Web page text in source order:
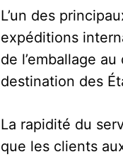
L’un des
expéditions
de l’emballage
destination des
La rapidité du
que les clients